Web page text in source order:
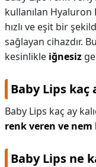
kullanılan Hyaluron
hızlı ve eşit bir
sağlayan cihazdır.
kesinlikle iğnesiz
Baby Lips kaç
Baby Lips kaç ay
renk veren ve
Baby Lips ne